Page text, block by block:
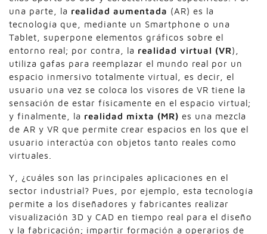
una parte, la realidad aumentada (AR) es la
tecnología que, mediante un Smartphone o una
Tablet, superpone elementos gráficos sobre el
entorno real; por contra, la realidad virtual (VR),
utiliza gafas para reemplazar el mundo real por un
espacio inmersivo totalmente virtual, es decir, el
usuario una vez se coloca los visores de VR tiene la
sensación de estar físicamente en el espacio virtual;
y finalmente, la realidad mixta (MR) es una mezcla
de AR y VR que permite crear espacios en los que el
usuario interactúa con objetos tanto reales como
virtuales.
Y, ¿cuáles son las principales aplicaciones en el
sector industrial? Pues, por ejemplo, esta tecnología
permite a los diseñadores y fabricantes realizar
visualización 3D y CAD en tiempo real para el diseño
y la fabricación; impartir formación a operarios de